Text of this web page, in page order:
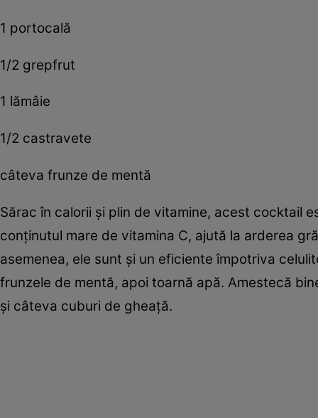
1 portocală
1/2 grepfrut
1 lămâie
1/2 castravete
câteva frunze de mentă
Sărac în calorii şi plin de vitamine, acest cocktail
conţinutul mare de vitamina C, ajută la arderea
asemenea, ele sunt şi un eficiente împotriva
frunzele de mentă, apoi toarnă apă. Amestecă
şi câteva cuburi de gheaţă.